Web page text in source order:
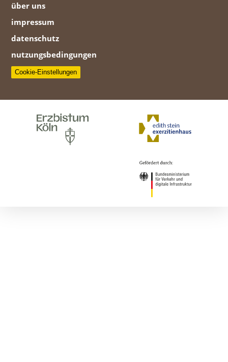
über uns
impressum
datenschutz
nutzungsbedingungen
Cookie-Einstellungen